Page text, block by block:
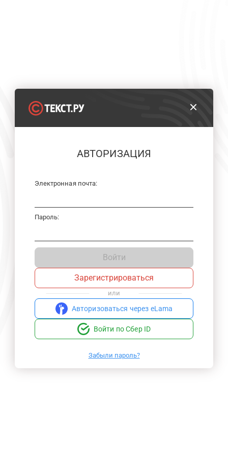
АВТОРИЗАЦИЯ
Электронная почта:
Пароль:
Войти
Зарегистрироваться
или
Авторизоваться через eLama
Войти по Сбер ID
Забыли пароль?